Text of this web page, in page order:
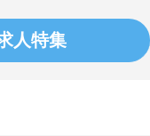
人特集